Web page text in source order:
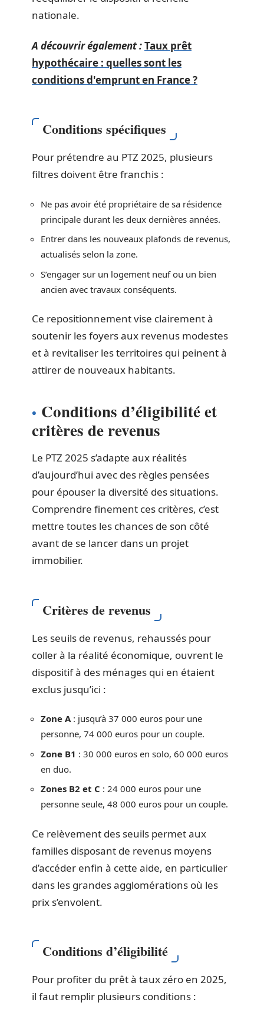
nationale.
A découvrir également :Taux prêt
hypothécaire : quelles sont les
conditions d'emprunt en France ?
Conditions spécifiques
Pour prétendre au PTZ 2025, plusieurs
filtres doivent être franchis :
Ne pas avoir été propriétaire de sa résidence
principale durant les deux dernières années.
Entrer dans les nouveaux plafonds de revenus,
actualisés selon la zone.
S’engager sur un logement neuf ou un bien
ancien avec travaux conséquents.
Ce repositionnement vise clairement à
soutenir les foyers aux revenus modestes
et à revitaliser les territoires qui peinent à
attirer de nouveaux habitants.
Conditions d’éligibilité et
critères de revenus
Le PTZ 2025 s’adapte aux réalités
d’aujourd’hui avec des règles pensées
pour épouser la diversité des situations.
Comprendre finement ces critères, c’est
mettre toutes les chances de son côté
avant de se lancer dans un projet
immobilier.
Critères de revenus
Les seuils de revenus, rehaussés pour
coller à la réalité économique, ouvrent le
dispositif à des ménages qui en étaient
exclus jusqu’ici :
Zone A: jusqu’à 37 000 euros pour une
personne, 74 000 euros pour un couple.
Zone B1 : 30 000 euros en solo, 60 000 euros
en duo.
Zones B2 et C : 24 000 euros pour une
personne seule, 48 000 euros pour un couple.
Ce relèvement des seuils permet aux
familles disposant de revenus moyens
d’accéder enfin à cette aide, en particulier
dans les grandes agglomérations où les
prix s’envolent.
Conditions d’éligibilité
Pour profiter du prêt à taux zéro en 2025,
il faut remplir plusieurs conditions :